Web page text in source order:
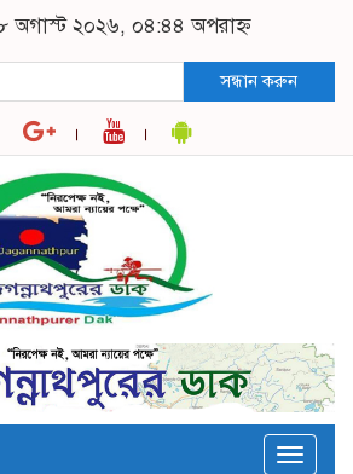
অগাস্ট ২০২৬, ০৪:৪৪ অপরাহ্ন
সন্ধান করুন
Toggle